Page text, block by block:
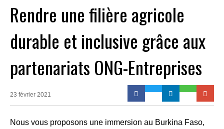
Rendre une filière agricole
durable et inclusive grâce aux
partenariats ONG-Entreprises
23 février 2021
Nous vous proposons une immersion au Burkina Faso,